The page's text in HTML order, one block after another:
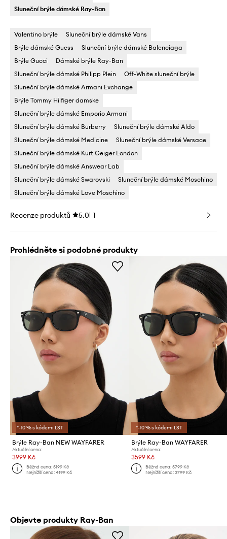
Sluneční brýle dámské Ray-Ban
Valentino brýle
Sluneční brýle dámské Vans
Brýle dámské Guess
Sluneční brýle dámské Balenciaga
Brýle Gucci
Dámské brýle Ray-Ban
Sluneční brýle dámské Philipp Plein
Off-White sluneční brýle
Sluneční brýle dámské Armani Exchange
Brýle Tommy Hilfiger damske
Sluneční brýle dámské Emporio Armani
Sluneční brýle dámské Burberry
Sluneční brýle dámské Aldo
Sluneční brýle dámské Medicine
Sluneční brýle dámské Versace
Sluneční brýle dámské Kurt Geiger London
Sluneční brýle dámské Answear Lab
Sluneční brýle dámské Swarovski
Sluneční brýle dámské Moschino
Sluneční brýle dámské Love Moschino
Recenze produktů 5.0 1
Prohlédněte si podobné produkty
*-10 % s kódem: LST
Brýle Ray-Ban NEW WAYFARER
Aktuální cena:
3999 Kč
Běžná cena:5199 Kč
Nejnižší cena:4199 Kč
*-10 % s kódem: LST
Brýle Ray-Ban WAYFARER
Aktuální cena:
3599 Kč
Běžná cena: 5799 Kč
Nejnižší cena: 3799 Kč
Objevte produkty Ray-Ban